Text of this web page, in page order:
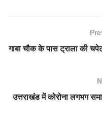
गाबा चौक के पास ट्राला की
उत्तराखंड में कोरोना लगभग